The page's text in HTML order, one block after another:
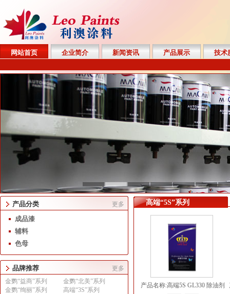
网站首页 企业简介 新闻资讯 产品展示 技术
产品分类 更多
成品漆
辅料
色母
品牌推荐
更多
金鹦“益商”系列
金鹦“北美”系列
金鹦“绚丽”系列
高端“3S”系列
高端“5S”系列
产品名称:高端5S GL330 除油剂